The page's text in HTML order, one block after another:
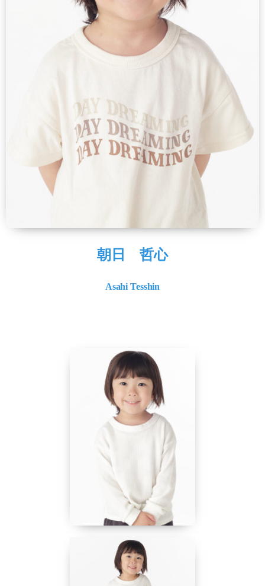
朝日 哲心
Asahi Tesshin